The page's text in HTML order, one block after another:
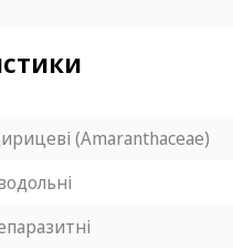
(Amaranthaceae)